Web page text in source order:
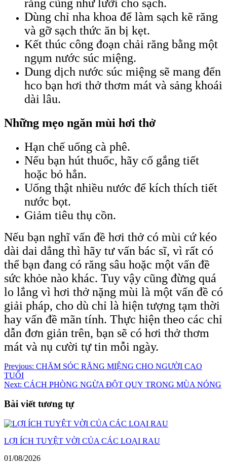
răng cũng như lưỡi cho sạch.
Dùng chỉ nha khoa để làm sạch kẽ răng
và gỡ sạch thức ăn bị kẹt.
Kết thúc công đoạn chải răng bằng một
ngụm nước súc miệng.
Dung dịch nước súc miệng sẽ mang đến
hco bạn hơi thở thơm mát và sảng khoái
dài lâu.
Những mẹo ngăn mùi hơi thở
Hạn chế uống cà phê.
Nếu bạn hút thuốc, hãy cố gắng tiết
hoặc bỏ hẳn.
Uống thật nhiều nước để kích thích tiết
nước bọt.
Giảm tiêu thụ cồn.
Nếu bạn nghĩ vấn đề hơi thở có mùi cứ kéo
dài dai dẳng thì hãy tư vấn bác sĩ, vì rất có
thể bạn đang có răng sâu hoặc một vấn đề
sức khỏe nào khác. Tuy vậy cũng đừng quá
lo lắng vì hơi thở nặng mùi là một vấn đề có
giải pháp, cho dù chỉ là hiện tượng tạm thời
hay vấn đề mãn tính. Thực hiện theo các chỉ
dẫn đơn giản trên, bạn sẽ có hơi thở thơm
mát và nụ cười tự tin mỗi ngày.
Điều
hướng
viết
Previous: CHĂM SÓC RĂNG MIỆNG CHO NGƯỜI CAO
TUỔI
Next: CÁCH PHÒNG NGỪA ĐỘT QUỴ TRONG MÙA NÓNG
Bài viết tương tự
LỢI ÍCH TUYỆT VỜI CỦA CÁC LOẠI RAU
01/08/2026